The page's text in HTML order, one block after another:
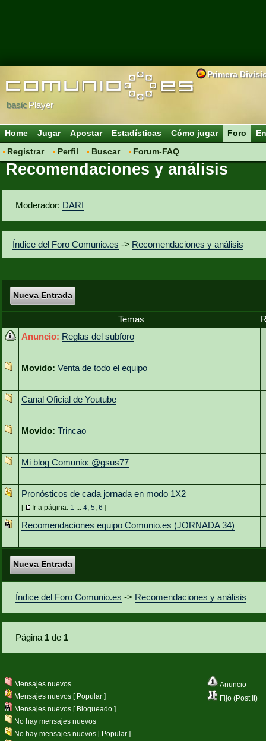
Primera
basicPlayer
Home Jugar Apostar Estadísticas Cómo jugar
Foro
Registrar
Perfil Buscar Forum-FAQ
Recomendaciones y análisis
Moderador: DARI
Índice del Foro Comunio.es -> Recomendaciones y análisis
Nueva Entrada
Temas
Anuncio: Reglas del subforo
Movido: Venta de todo el equipo
Canal Oficial de Youtube
Movido: Trincao
Mi blog Comunio: @gsus77
Pronósticos de cada jornada en modo 1X2
[ Ir a página: 1 ... 4, 5, 6 ]
Recomendaciones equipo Comunio.es (JORNADA 34)
Nueva Entrada
Índice del Foro Comunio.es -> Recomendaciones y análisis
Página 1 de 1
Anuncio
Fijo (Post It)
Mensajes nuevos
Mensajes nuevos [ Popular ]
Mensajes nuevos [ Bloqueado ]
No hay mensajes nuevos
No hay mensajes nuevos [ Popular ]